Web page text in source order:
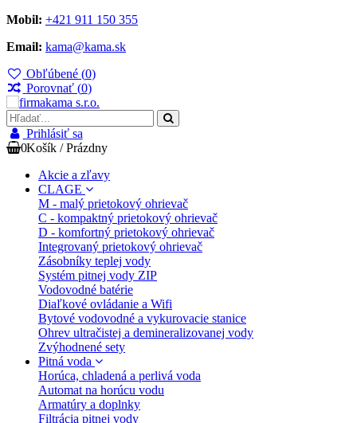
Mobil: +421 911 150 355
Email: kama@kama.sk
Obľúbené (0)
Porovnať (0)
Prihlásiť sa
0Košík /Prázdny
Akcie a zľavy
CLAGE
M - malý prietokový ohrievač
C - kompaktný prietokový ohrievač
D - komfortný prietokový ohrievač
Integrovaný prietokový ohrievač
Zásobníky teplej vody
Systém pitnej vody ZIP
Vodovodné batérie
Diaľkové ovládanie a Wifi
Bytové vodovodné a vykurovacie stanice
Ohrev ultračistej a demineralizovanej vody
Zvýhodnené sety
Pitná voda
Horúca, chladená a perlivá voda
Automat na horúcu vodu
Armatúry a doplnky
Filtrácia pitnej vody